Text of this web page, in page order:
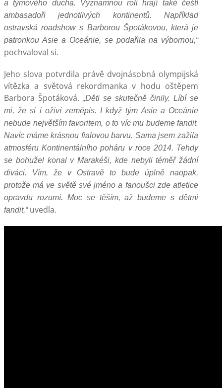
a týmového ducha. Významnou roli hrají také čeští
ambasadoři jednotlivých kontinentů. Například
ostravská roadshow s Barborou Špotákovou, která je
patronkou Asie a Oceánie, se podařila na výbornou,“
pochvaloval si.
Jeho slova potvrdila právě dvojnásobná olympijská
vítězka a světová rekordmanka v hodu oštěpem
Barbora Špotáková. „Děti se skutečně činily. Líbí se
mi, že si i oživí zeměpis. I když tým Asie a Oceánie
nebude největším favoritem, o to víc mu budeme fandit.
Navíc máme krásnou fialovou barvu. Sama jsem zažila
atmosféru Kontinentálního poháru v roce 2014. Tehdy
se bohužel konal v Marakéši, kde nebyli téměř žádní
diváci. Vím, že v Ostravě to bude úplně naopak,
protože má ve světě své jméno a fanoušci zde atletice
opravdu rozumí. Moc se těším, až budeme s dětmi
fandit,“uvedla.